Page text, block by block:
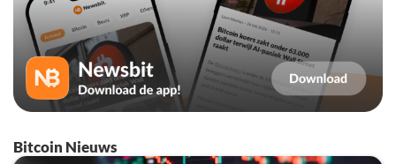
Bitcoin Nieuws